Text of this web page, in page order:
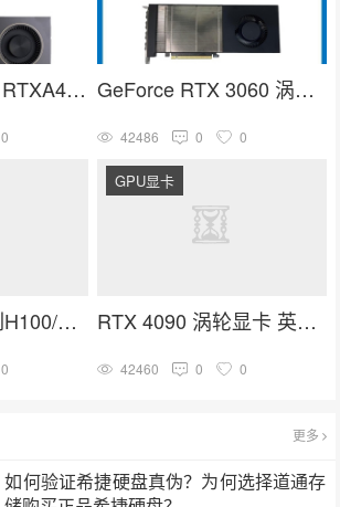
NVIDIA Quadro RTXA4000 16G GDDR6人工智能GPU专业图形显卡
0
GeForce RTX 3060 涡轮显卡 英伟达30系列 NVIDIA GPU卡
42486 0 0
英伟达Tesla系列H100/A100/V100/A40计算加速高端GPU推理训练显卡
0
RTX 4090 涡轮显卡 英伟达4090系列 深度学习 GPU加速卡
GPU显卡
42460 0 0
更多
如何验证希捷硬盘真伪？为何选择道通存